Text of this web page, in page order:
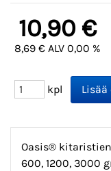
10,90 €
8,69 € ALV 0,00 %
kpl
Oasis®
600, 1200, 3000